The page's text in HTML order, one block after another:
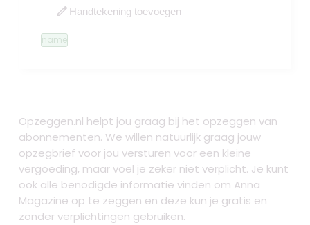
edit Handtekening toevoegen
name
Opzeggen.nl helpt jou graag bij het opzeggen van
abonnementen. We willen natuurlijk graag jouw
opzegbrief voor jou versturen voor een kleine
vergoeding, maar voel je zeker niet verplicht. Je kunt
ook alle benodigde informatie vinden om Anna
Magazine op te zeggen en deze kun je gratis en
zonder verplichtingen gebruiken.